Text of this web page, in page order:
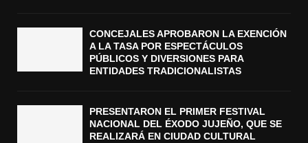
CONCEJALES APROBARON LA EXENCIÓN
A LA TASA POR ESPECTÁCULOS
PÚBLICOS Y DIVERSIONES PARA
ENTIDADES TRADICIONALISTAS
PRESENTARON EL PRIMER FESTIVAL
NACIONAL DEL ÉXODO JUJEÑO, QUE SE
REALIZARÁ EN CIUDAD CULTURAL